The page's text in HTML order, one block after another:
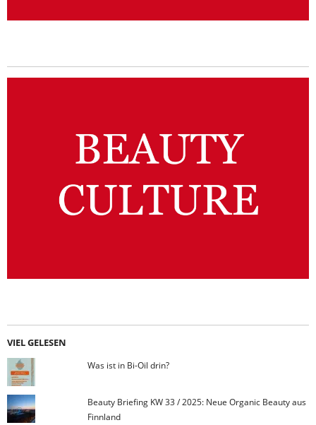
VIEL GELESEN
Was ist in Bi-Oil drin?
Beauty Briefing KW 33 / 2025: Neue Organic Beauty aus
Finnland